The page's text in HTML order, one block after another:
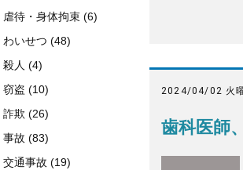
2024/04/02 火
歯科医師
虐待・身体拘束 (6)
わいせつ (48)
殺人 (4)
窃盗 (10)
詐欺 (26)
事故 (83)
交通事故 (19)